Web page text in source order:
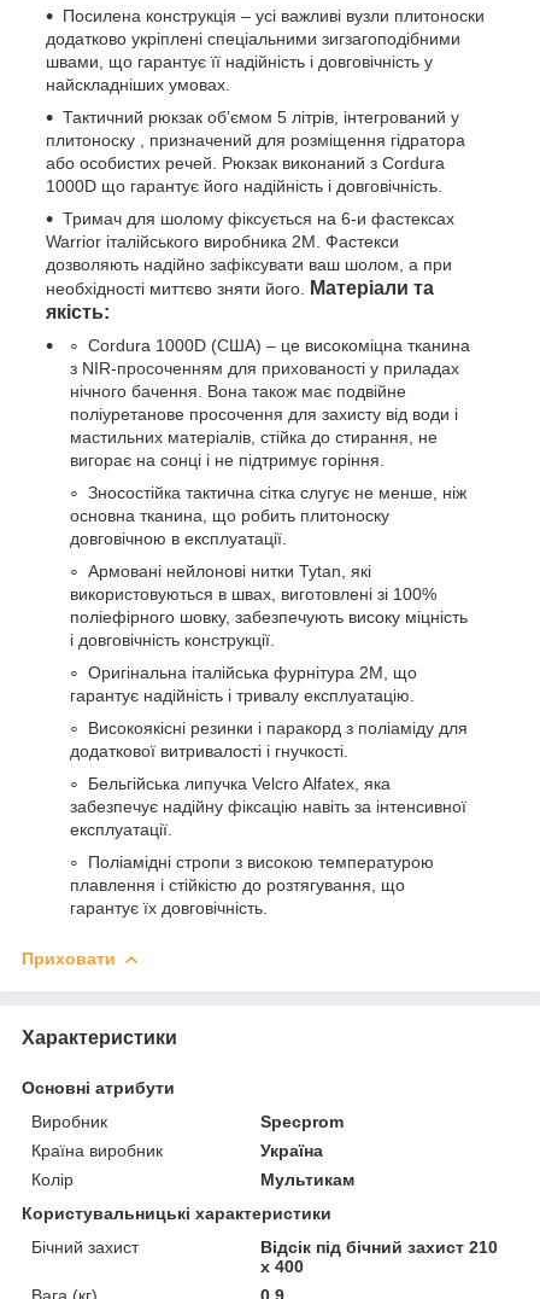
Посилена конструкція – усі важливі вузли плитоноски
додатково укріплені спеціальними зигзагоподібними
швами, що гарантує її надійність і довговічність у
найскладніших умовах.
Тактичний рюкзак об’ємом 5 літрів, інтегрований у
плитоноску , призначений для розміщення гідратора
або особистих речей. Рюкзак виконаний з Cordura
1000D що гарантує його надійність і довговічність.
Тримач для шолому фіксується на 6-и фастексах
Warrior італійського виробника 2М. Фастекси
дозволяють надійно зафіксувати ваш шолом, а при
необхідності миттєво зняти його.
Матеріали та
якість:
Cordura 1000D (США) – це високоміцна тканина
з NIR-просоченням для прихованості у приладах
нічного бачення. Вона також має подвійне
поліуретанове просочення для захисту від води і
мастильних матеріалів, стійка до стирання, не
вигорає на сонці і не підтримує горіння.
Зносостійка тактична сітка слугує не менше, ніж
основна тканина, що робить плитоноску
довговічною в експлуатації.
Армовані нейлонові нитки Tytan, які
використовуються в швах, виготовлені зі 100%
поліефірного шовку, забезпечують високу міцність
і довговічність конструкції.
Оригінальна італійська фурнітура 2М, що
гарантує надійність і тривалу експлуатацію.
Високоякісні резинки і паракорд з поліаміду для
додаткової витривалості і гнучкості.
Бельгійська липучка Velcro Alfatex, яка
забезпечує надійну фіксацію навіть за інтенсивної
експлуатації.
Поліамідні стропи з високою температурою
плавлення і стійкістю до розтягування, що
гарантує їх довговічність.
Приховати
Характеристики
Основні атрибути
Виробник
Specprom
Країна виробник
Україна
Колір
Мультикам
Користувальницькі характеристики
Бічний захист
Відсік під бічний захист 210
х 400
Вага (кг)
0,9